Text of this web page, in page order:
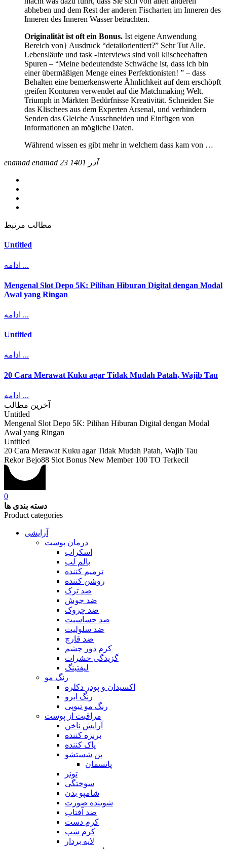
abheben und dem Rest der anderen Fischarten im Inneren des
Inneren des Inneren Wasser betrachten.
Originalität ist oft ein Bonus. Ist eigene Anwendung
Bereich von} Ausdruck “detailorientiert?” Sehr Tut Alle.
Lebensläufe und task -Interviews sind voll klischeehaften
Spuren – “Meine bedeutendste Schwäche ist, dass ich bin
einer übermäßigen Menge eines Perfektionisten! ” – dass
Behalten eine bemerkenswerte Ähnlichkeit auf dem erschöpft
greifen Konturen verwendet auf die Matchmaking Welt.
Triumph in Märkten Bedürfnisse Kreativität. Schneiden Sie
das Klischees aus dem Experten Arsenal, und verhindern
Senden das Gleiche Ausschneiden und Einfügen von
Informationen an mögliche Daten.
Während wissen es gibt mehr in welchem dass kam von …
enamad enamad 23 آذر 1401
مطالب مرتبط
Untitled
ادامه ...
Mengenal Slot Depo 5K: Pilihan Hiburan Digital dengan Modal
Awal yang Ringan
ادامه ...
Untitled
ادامه ...
20 Cara Merawat Kuku agar Tidak Mudah Patah, Wajib Tau
ادامه ...
آخرین مطالب
Untitled
Mengenal Slot Depo 5K: Pilihan Hiburan Digital dengan Modal
Awal yang Ringan
Untitled
20 Cara Merawat Kuku agar Tidak Mudah Patah, Wajib Tau
Rekor Bejo88 Slot Bonus New Member 100 TO Terkecil
0
دسته بندی ها
Product categories
آرایشی
درمان پوست
اسکراب
بالم لب
ترمیم کننده
روشن کننده
ضد ترک
ضد جوش
ضد چروک
ضد حساسیت
ضد سلولیت
ضد قارچ
کرم دور چشم
گزیدگی حشرات
لیفتینگ
رنگ مو
اکسیدان و پودر دکلره
رنگ ابرو
رنگ مو تیوپی
مراقبت از پوست
آرایش ناخن
برنزه کننده
پاک کننده
پن شستشو
پانسمان
تونر
سوختگی
شامپو بدن
شوینده صورت
ضد آفتاب
کرم دست
کرم شب
لایه بردار